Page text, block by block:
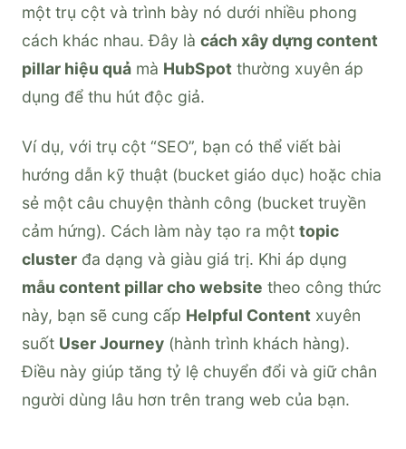
một trụ cột và trình bày nó dưới nhiều phong
cách khác nhau. Đây là cách xây dựng content
pillar hiệu quả mà HubSpot thường xuyên áp
dụng để thu hút độc giả.
Ví dụ, với trụ cột “SEO”, bạn có thể viết bài
hướng dẫn kỹ thuật (bucket giáo dục) hoặc chia
sẻ một câu chuyện thành công (bucket truyền
cảm hứng). Cách làm này tạo ra một topic
cluster đa dạng và giàu giá trị. Khi áp dụng
mẫu content pillar cho website theo công thức
này, bạn sẽ cung cấp Helpful Content xuyên
suốt User Journey (hành trình khách hàng).
Điều này giúp tăng tỷ lệ chuyển đổi và giữ chân
người dùng lâu hơn trên trang web của bạn.